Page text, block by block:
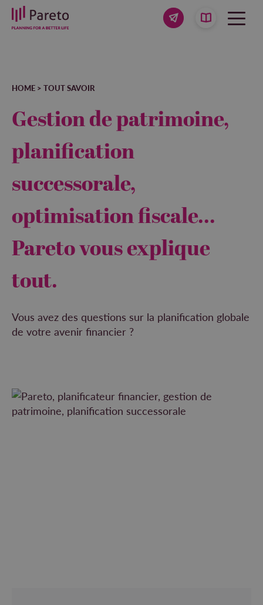
HOME > TOUT SAVOIR
Gestion de patrimoine,
planification
successorale,
optimisation fiscale...
Pareto vous explique
tout.
Vous avez des questions sur la planification globale
de votre avenir financier ?